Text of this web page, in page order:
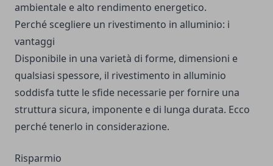
ambientale e alto rendimento energetico.
Perché scegliere un rivestimento in alluminio: i
vantaggi
Disponibile in una varietà di forme, dimensioni e
qualsiasi spessore, il rivestimento in alluminio
soddisfa tutte le sfide necessarie per fornire una
struttura sicura, imponente e di lunga durata. Ecco
perché tenerlo in considerazione.
Risparmio